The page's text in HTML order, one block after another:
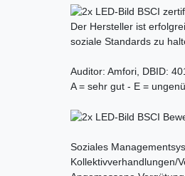
Der Hersteller ist
soziale Standards zu
Auditor: Amfori, DBID:
A = sehr gut - E =
Soziales
Kollektivverhandlungen/